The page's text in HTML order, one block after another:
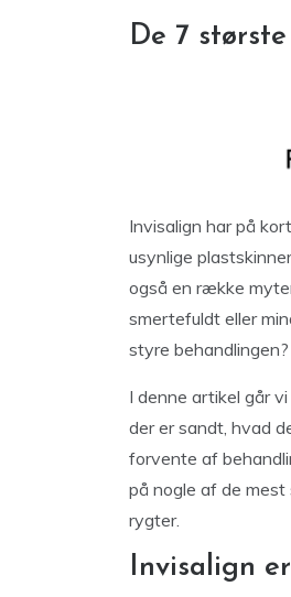
De 7
Invisalign har på
usynlige
også en række
smertefuldt eller
styre behandlingen?
I denne artikel går
der er sandt, hvad
forvente af
på nogle af de mest
rygter.
Invisalign